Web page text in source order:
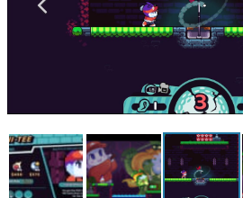
カテゴリ
女性向け
アプリレビュー